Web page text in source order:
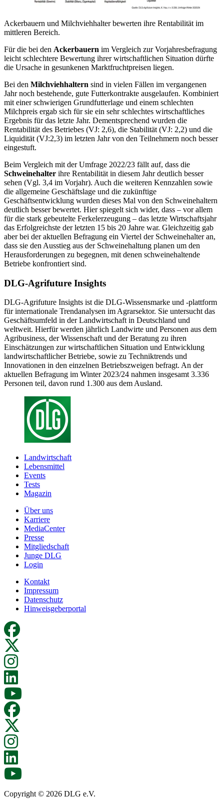
Ackerbauern und Milchviehhalter bewerten ihre Rentabilität im
mittleren Bereich.
Für die bei den Ackerbauern im Vergleich zur Vorjahresbefragung
leicht schlechtere Bewertung ihrer wirtschaftlichen Situation dürfte
die Ursache in gesunkenen Marktfruchtpreisen liegen.
Bei den Milchviehhaltern sind in vielen Fällen im vergangenen
Jahr noch bestehende, gute Futterkontrakte ausgelaufen. Kombiniert
mit einer schwierigen Grundfutterlage und einem schlechten
Milchpreis ergab sich für sie ein sehr schlechtes wirtschaftliches
Ergebnis für das letzte Jahr. Dementsprechend wurden die
Rentabilität des Betriebes (VJ: 2,6), die Stabilität (VJ: 2,2) und die
Liquidität (VJ:2,3) im letzten Jahr von den Teilnehmern noch besser
eingestuft.
Beim Vergleich mit der Umfrage 2022/23 fällt auf, dass die
Schweinehalter ihre Rentabilität in diesem Jahr deutlich besser
sehen (Vgl. 3,4 im Vorjahr). Auch die weiteren Kennzahlen sowie
die allgemeine Geschäftslage und die zukünftige
Geschäftsentwicklung wurden dieses Mal von den Schweinehaltern
deutlich besser bewertet. Hier spiegelt sich wider, dass – vor allem
für die stark gebeutelte Ferkelerzeugung – das letzte Wirtschaftsjahr
das Erfolgreichste der letzten 15 bis 20 Jahre war. Gleichzeitig gab
aber bei der aktuellen Befragung ein Viertel der Schweinehalter an,
dass sie den Ausstieg aus der Schweinehaltung planen um den
Herausforderungen zu begegnen, mit denen schweinehaltende
Betriebe konfrontiert sind.
DLG-Agrifuture Insights
DLG-Agrifuture Insights ist die DLG-Wissensmarke und -plattform
für internationale Trendanalysen im Agrarsektor. Sie untersucht das
Geschäftsumfeld in der Landwirtschaft in Deutschland und
weltweit. Hierfür werden jährlich Landwirte und Personen aus dem
Agribusiness, der Wissenschaft und der Beratung zu ihren
Einschätzungen zur wirtschaftlichen Situation und Entwicklung
landwirtschaftlicher Betriebe, sowie zu Techniktrends und
Innovationen in den einzelnen Betriebszweigen befragt. An der
aktuellen Befragung im Winter 2023/24 nahmen insgesamt 3.336
Personen teil, davon rund 1.300 aus dem Ausland.
Landwirtschaft
Lebensmittel
Events
Tests
Magazin
Über uns
Karriere
MediaCenter
Presse
Mitgliedschaft
Junge DLG
Login
Kontakt
Impressum
Datenschutz
Hinweisgeberportal
Copyright © 2026 DLG e.V.